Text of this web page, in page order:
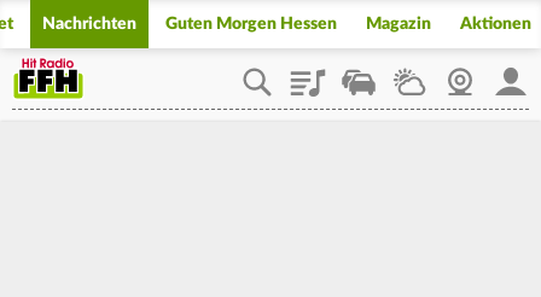
Nachrichten Guten Morgen Hessen Magazin Aktionen
PlaylistStaupilotWetterWebcam